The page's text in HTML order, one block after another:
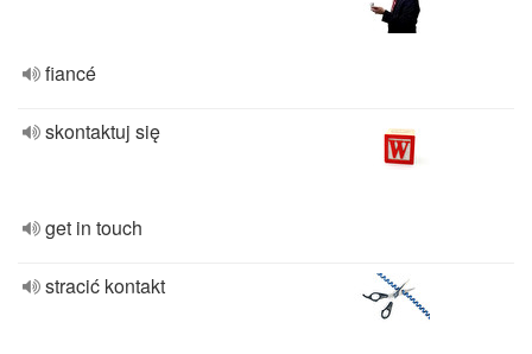
fiancé
skontaktuj się
get in touch
stracić kontakt